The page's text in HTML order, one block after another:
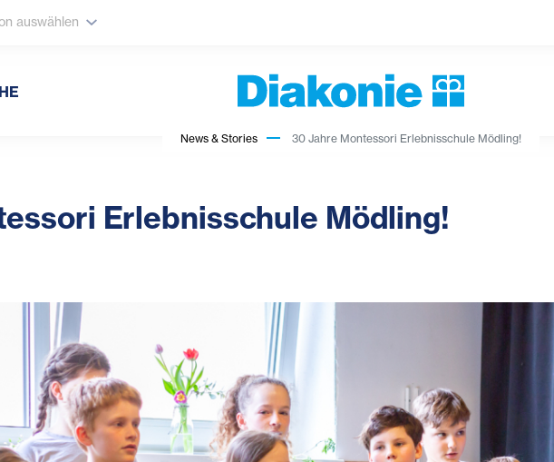
auswählen
News & Stories 30 Jahre Montessori Erlebnisschule Mödling!
Erlebnisschule Mödling!